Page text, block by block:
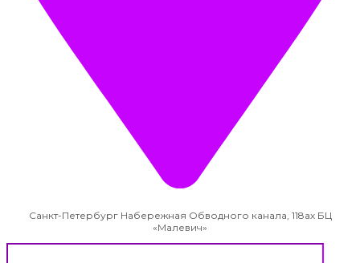
Санкт-Петербург Набережная Обводного канала, 118ах БЦ
«Малевич»